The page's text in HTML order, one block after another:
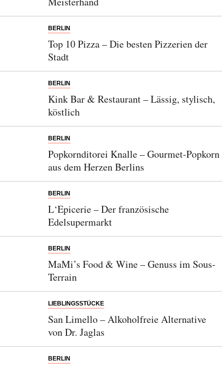
BERLIN
Top 10 Pizza – Die besten Pizzerien der
Stadt
BERLIN
Kink Bar & Restaurant – Lässig, stylisch,
köstlich
BERLIN
Popkornditorei Knalle – Gourmet-Popkorn
aus dem Herzen Berlins
BERLIN
L‘Epicerie – Der französische
Edelsupermarkt
BERLIN
MaMi’s Food & Wine – Genuss im Sous-
Terrain
LIEBLINGSSTÜCKE
San Limello – Alkoholfreie Alternative
von Dr. Jaglas
BERLIN